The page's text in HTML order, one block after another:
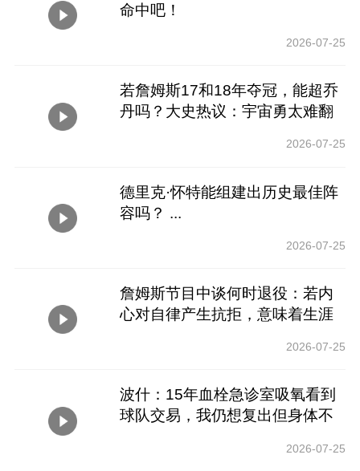
命中吧！
2026-07-25
若詹姆斯17和18年夺冠，能超乔
丹吗？大史热议：宇宙勇太难翻
2026-07-25
德里克·怀特能组建出历史最佳阵
容吗？ ...
2026-07-25
詹姆斯节目中谈何时退役：若内
心对自律产生抗拒，意味着生涯
2026-07-25
波什：15年血栓急诊室吸氧看到
球队交易，我仍想复出但身体不
2026-07-25